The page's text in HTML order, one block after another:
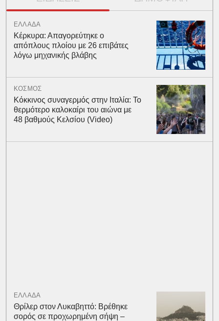
ΕΛΛΑΔΑ
Κέρκυρα: Απαγορεύτηκε ο
απόπλους πλοίου με 26 επιβάτες
λόγω μηχανικής βλάβης
ΚΟΣΜΟΣ
Κόκκινος συναγερμός στην Ιταλία: Το
θερμότερο καλοκαίρι του αιώνα με
48 βαθμούς Κελσίου (Video)
ΕΛΛΑΔΑ
Θρίλερ στον Λυκαβηττό: Βρέθηκε
σορός σε προχωρημένη σήψη –